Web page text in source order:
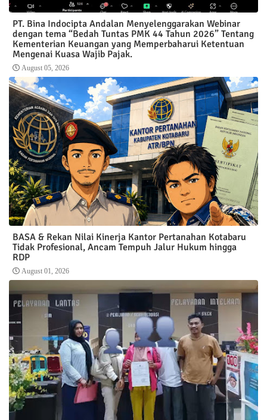
PT. Bina Indocipta Andalan Menyelenggarakan Webinar
dengan tema “Bedah Tuntas PMK 44 Tahun 2026” Tentang
Kementerian Keuangan yang Memperbaharui Ketentuan
Mengenai Kuasa Wajib Pajak.
August 05, 2026
BASA & Rekan Nilai Kinerja Kantor Pertanahan Kotabaru
Tidak Profesional, Ancam Tempuh Jalur Hukum hingga
RDP
August 01, 2026